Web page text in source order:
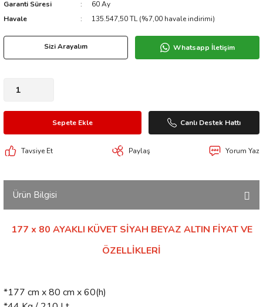
Garanti Süresi
60 Ay
Havale
135.547,50 TL (%7,00 havale indirimi)
Sizi Arayalım Whatsapp İletişim
Sepete Ekle Canlı Destek Hattı
Tavsiye Et Paylaş Yorum Yaz
Ürün Bilgisi
177 x 80 AYAKLI KÜVET SİYAH BEYAZ ALTIN FİYAT VE
ÖZELLİKLERİ
*177 cm x 80 cm x 60(h)